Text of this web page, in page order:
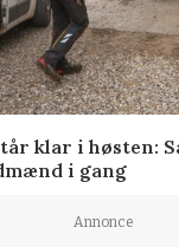
klar i høsten:
i gang
Annonce